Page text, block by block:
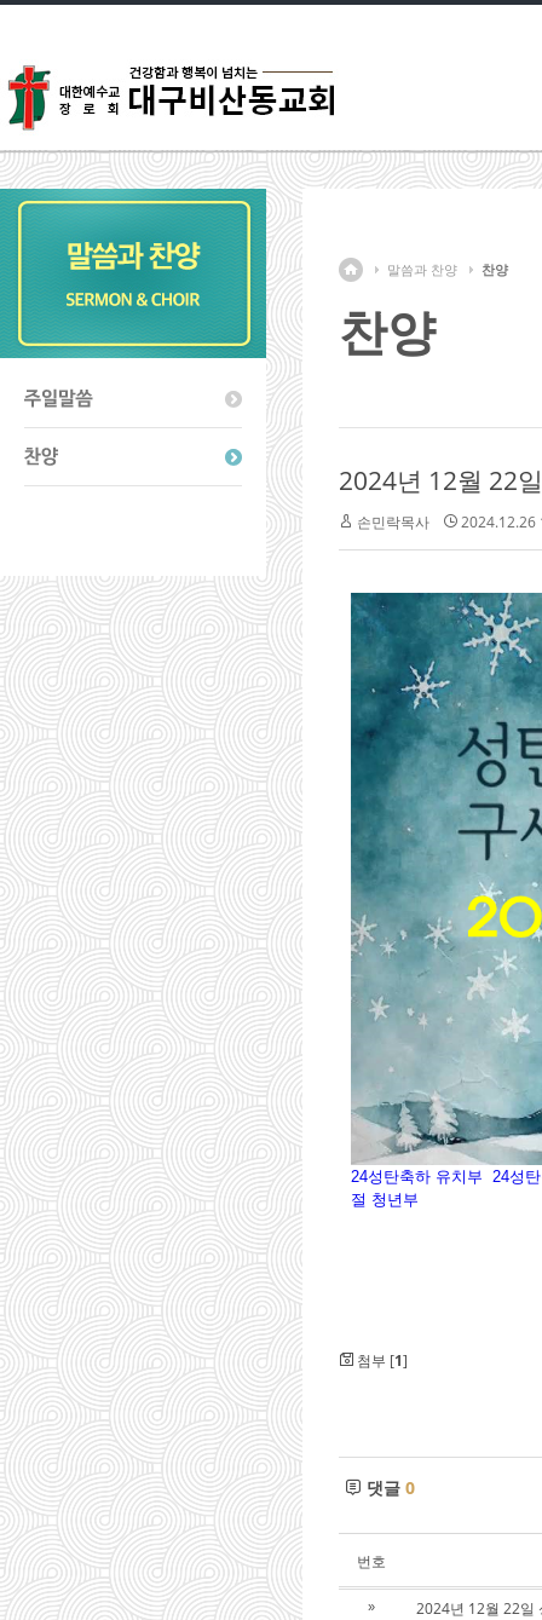
말씀과 찬양 찬양
찬양
2024년 12월 22
손민락목사 2024.12.26
24성탄축하 유치부
24성
절 청년부
첨부 [1]
댓글 0
번호
» 2024년 12월 22일